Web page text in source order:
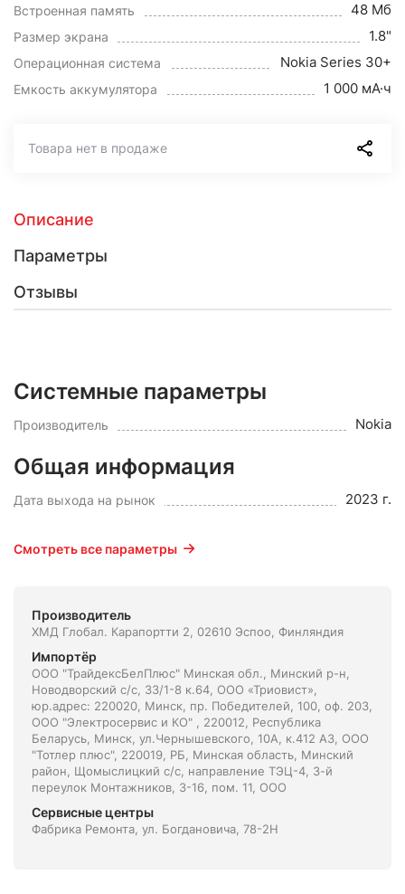
Встроенная память 48 Мб
Размер экрана 1.8"
Операционная система Nokia Series 30+
Емкость аккумулятора 1 000 мА·ч
Товара нет в продаже
Описание
Параметры
Отзывы
Системные параметры
Производитель Nokia
Общая информация
Дата выхода на рынок 2023 г.
Смотреть все параметры
Производитель
ХМД Глобал. Карапортти 2, 02610 Эспоо, Финляндия
Импортёр
ООО "ТрайдексБелПлюс" Минская обл., Минский р-н,
Новодворский с/с, 33/1-8 к.64, ООО «Триовист»,
юр.адрес: 220020, Минск, пр. Победителей, 100, оф. 203,
ООО "Электросервис и КО" , 220012, Республика
Беларусь, Минск, ул.Чернышевского, 10А, к.412 АЗ, ООО
"Тотлер плюс", 220019, РБ, Минская область, Минский
район, Щомыслицкий с/с, направление ТЭЦ-4, 3-й
переулок Монтажников, 3-16, пом. 11, ООО
Сервисные центры
Фабрика Ремонта, ул. Богдановича, 78-2Н